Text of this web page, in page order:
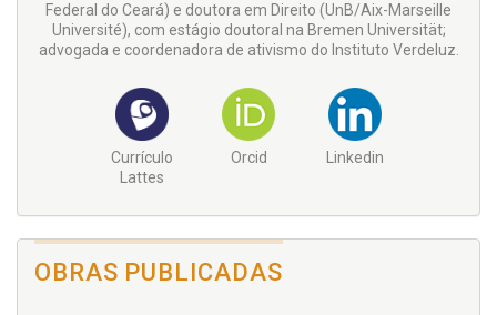
Federal do Ceará) e doutora em Direito (UnB/Aix-Marseille
Université), com estágio doutoral na Bremen Universität;
advogada e coordenadora de ativismo do Instituto Verdeluz.
Currículo
Lattes
Orcid Linkedin
OBRAS PUBLICADAS